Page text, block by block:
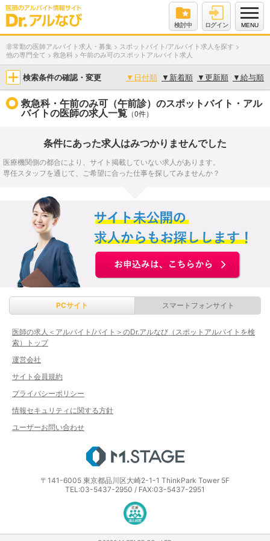
検討中 ログイン MENU
非常勤の医師アルバイト求人・募集 > スポットバイト/アルバイト求人を探す >
他の専門全て > 救急科 > 午前のみ可のスポットアルバイト求人
検索条件の確認・変更 ▼ 日付順 ▼ 新着順 ▼更新順 ▼給与順
救急科・午前のみ可（午前診）のスポットバイト・アル
バイトの医師の求人一覧 （0件）
条件にあった求人はみつかりませんでした
医療機関側の都合により、サイト掲載していない求人があります。
専任スタッフを通じて、ご希望に合った仕事を探してみませんか？
PCサイト スマートフォンサイト
医師の求人＜アルバイト/バイト＞のDr.アルなび（スポットアルバイトを検
索）トップ
運営会社
サイト会員規約
プライバシーポリシー
情報セキュリティに関する方針
ユーザーお問い合わせ
〒141-6005 東京都品川区大崎2-1-1 ThinkPark Tower 5F
TEL:03-5437-2950 / FAX:03-5437-2951